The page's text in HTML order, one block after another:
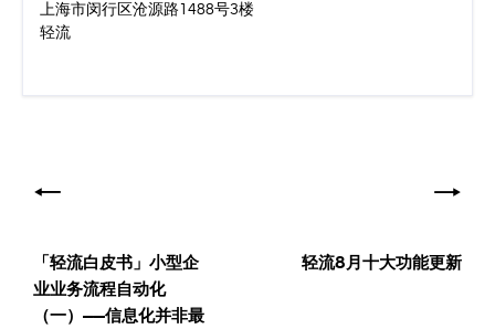
上海市闵行区沧源路1488号3楼
轻流
章
航 「轻流白皮书」小型企
业业务流程自动化
（一）——信息化并非最
轻流8月十大功能更新